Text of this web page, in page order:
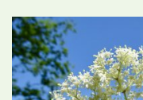
Determineren